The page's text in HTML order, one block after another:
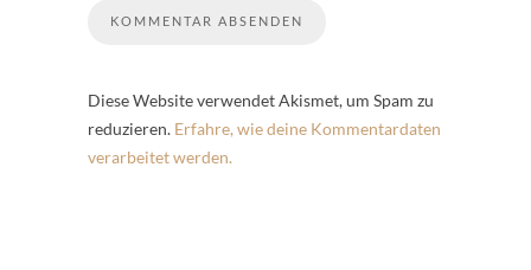
Diese Website verwendet Akismet, um Spam zu
reduzieren. Erfahre, wie deine Kommentardaten
verarbeitet werden.